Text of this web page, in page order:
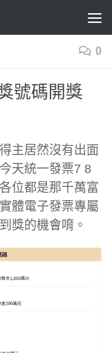
0
號碼開獎
主居然沒有出面
天統一發票7 8
位都是那千萬富
體電子發票專屬
獎的機會唷。